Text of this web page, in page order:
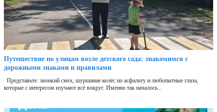
Путешествие по улицам возле детского сада: знакомимся с
дорожными знаками и правилами
Представьте: звонкий смех, шуршание колёс по асфальту и любопытные глаза,
которые с интересом изучают всё вокруг. Именно так началось...